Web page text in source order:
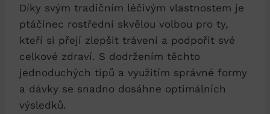
Díky svým tradičním léčivým vlastnostem je
ptáčinec rostřední skvělou volbou pro ty,
kteří ⁣si přejí zlepšit trávení a​ podpořit‌ své ​
celkové zdraví. S ⁣dodržením těchto
‍jednoduchých‌ tipů a využitím správné ⁤formy
a dávky ​se snadno dosáhne ‍optimálních
⁢výsledků.